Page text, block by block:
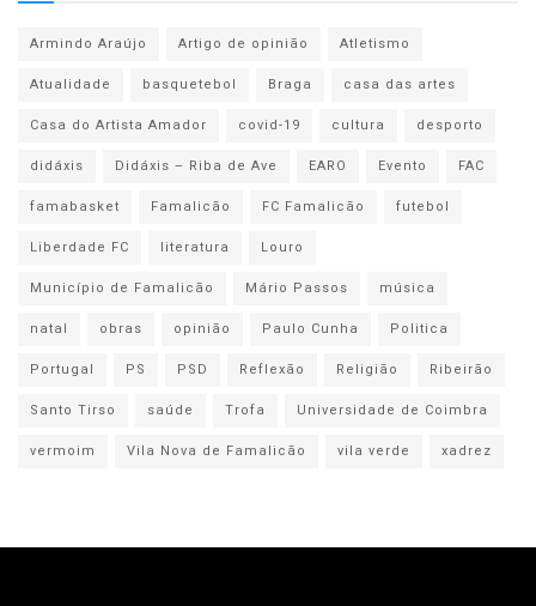
Armindo Araújo Artigo de opinião
Atletismo
Atualidade
basquetebol Braga
casa das artes
Casa do Artista Amador
covid-19 cultura
desporto
didáxis
Didáxis – Riba de Ave EARO Evento
FAC
famabasket
Famalicão FC Famalicão
futebol
Liberdade FC
literatura
Louro
Município de Famalicão
Mário Passos
música
natal
obras opinião Paulo Cunha
Politica
Portugal
PS PSD Reflexão Religião
Ribeirão
Santo Tirso
saúde Trofa
Universidade de Coimbra
vermoim
Vila Nova de Famalicão vila verde xadrez